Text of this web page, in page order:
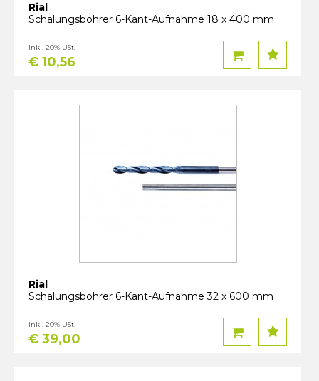
Rial
Schalungsbohrer 6-Kant-Aufnahme 18 x 400 mm
€ 10,56
Inkl. 20% USt.
Rial
Schalungsbohrer 6-Kant-Aufnahme 32 x 600 mm
€ 39,00
Inkl. 20% USt.